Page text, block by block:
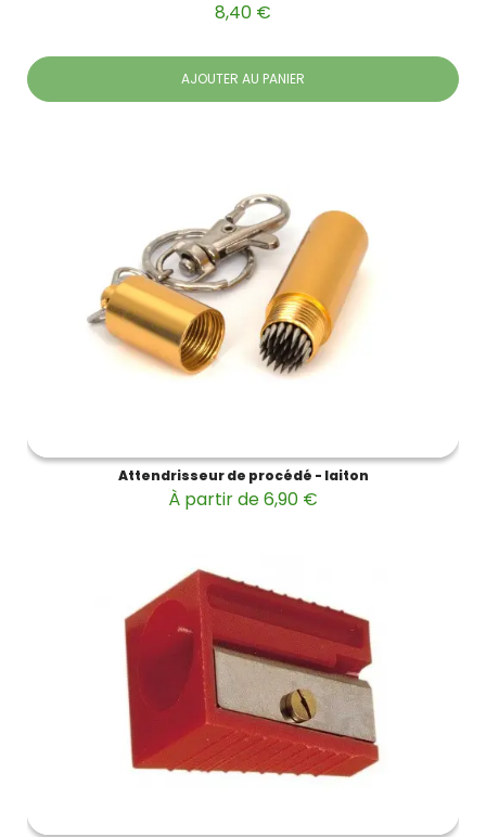
8,40 €
AJOUTER AU PANIER
Attendrisseur de procédé - laiton
À partir de 6,90 €